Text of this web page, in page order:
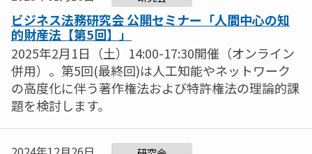
ビジネス法務研究会 公開セミナー「人間中心の知
的財産法【第5回】」
2025年2月1日（土）14:00-17:30開催（オンライン
併用）。第5回(最終回)は人工知能やネットワーク
の高度化に伴う著作権法および特許権法の理論的課
題を検討します。